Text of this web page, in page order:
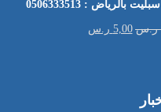
: 0506333513
ر.س 5,00 ر.س